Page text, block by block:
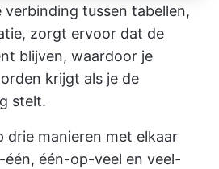
verbinding tussen tabellen,
zorgt ervoor dat de
blijven, waardoor je
krijgt als je de
stelt.
drie manieren met elkaar
één-op-veel en veel-